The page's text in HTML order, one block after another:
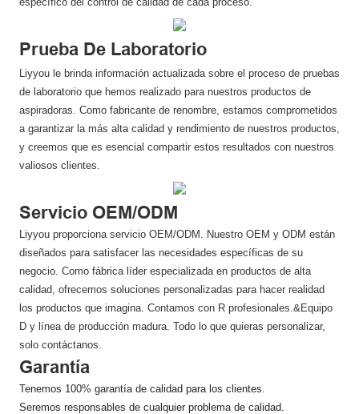
Prueba De Laboratorio
Liyyou le brinda información actualizada sobre el proceso de pruebas
de laboratorio que hemos realizado para nuestros productos de
aspiradoras. Como fabricante de renombre, estamos comprometidos
a garantizar la más alta calidad y rendimiento de nuestros productos,
y creemos que es esencial compartir estos resultados con nuestros
valiosos clientes.
Servicio OEM/ODM
Liyyou proporciona servicio OEM/ODM. Nuestro OEM y ODM están
diseñados para satisfacer las necesidades específicas de su
negocio. Como fábrica líder especializada en productos de alta
calidad, ofrecemos soluciones personalizadas para hacer realidad
los productos que imagina. Contamos con R profesionales.&Equipo
D y línea de producción madura. Todo lo que quieras personalizar,
solo contáctanos.
Garantía
Tenemos 100% garantía de calidad para los clientes.
Seremos responsables de cualquier problema de calidad.